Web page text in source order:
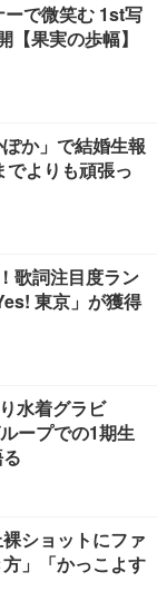
で微笑む 1st写
果実の歩幅】
か」で結婚生報
でよりも頑張っ
歌詞注目度ラン
東京」が獲得
水着グラビ
ープでの1期生
ショットにファ
」「かっこよす